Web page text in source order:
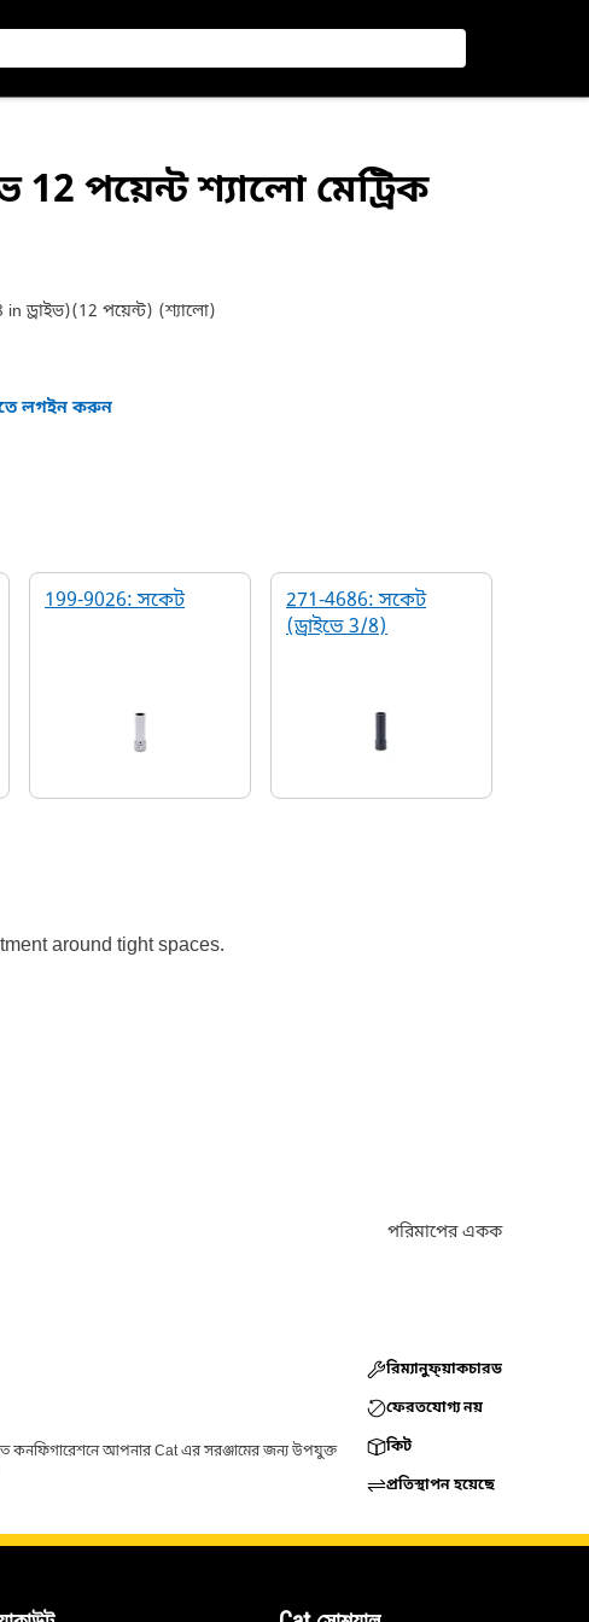
12 পয়েন্ট শ্যালো মেট্রিক
ড্রাইভ)(12 পয়েন্ট) (শ্যালো)
লগইন করুন
199-9026: সকেট
271-4686: সকেট
(ড্রাইভে 3/8)
around tight spaces.
পরিমাপের একক
কনফিগারেশনে আপনার Cat এর সরঞ্জামের জন্য উপযুক্ত
রিম্যানুফ্য়াকচারড
ফেরতযোগ্য নয়
কিট
প্রতিস্থাপন হয়েছে